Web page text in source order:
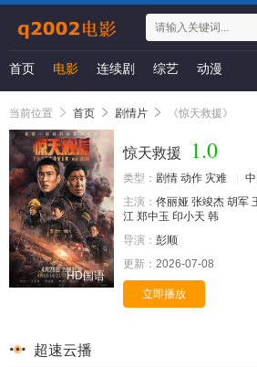
首页 电影 连续剧 综艺 动漫
当前位置 首页 剧情片 《惊天救援》
HD国语
惊天救援 1.0
类型： 剧情 动作 灾难
主演： 佟丽娅 张竣杰 胡军
江 郑中玉 印小天 韩
导演： 彭顺
更新： 2026-07-08
立即播放
超速云播